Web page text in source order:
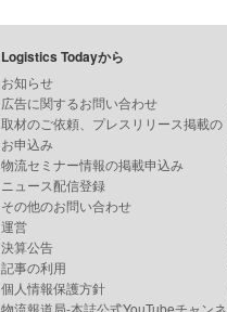
Logistics Todayから
お知らせ
広告に関するお問い合わせ
取材のご依頼、プレスリリース掲載の
お申込み
物流セミナー情報の掲載申込み
ニュース配信登録
その他のお問い合わせ
運営
決算公告
記事の利用
個人情報保護方針